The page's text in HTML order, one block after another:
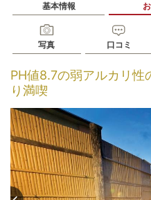
基本情報
写真 口コミ
PH値8.7の弱アルカリ
り満喫